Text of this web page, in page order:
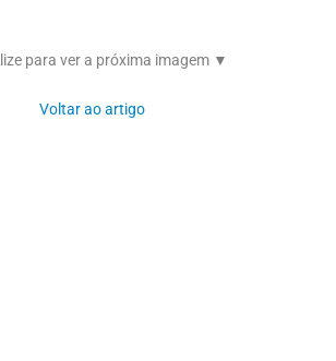
para ver a próxima imagem ▼
Voltar ao artigo